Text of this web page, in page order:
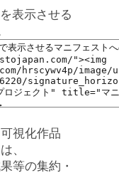
表示させる
視化作品
、
等の集約・